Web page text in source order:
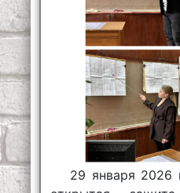
29 января 2026